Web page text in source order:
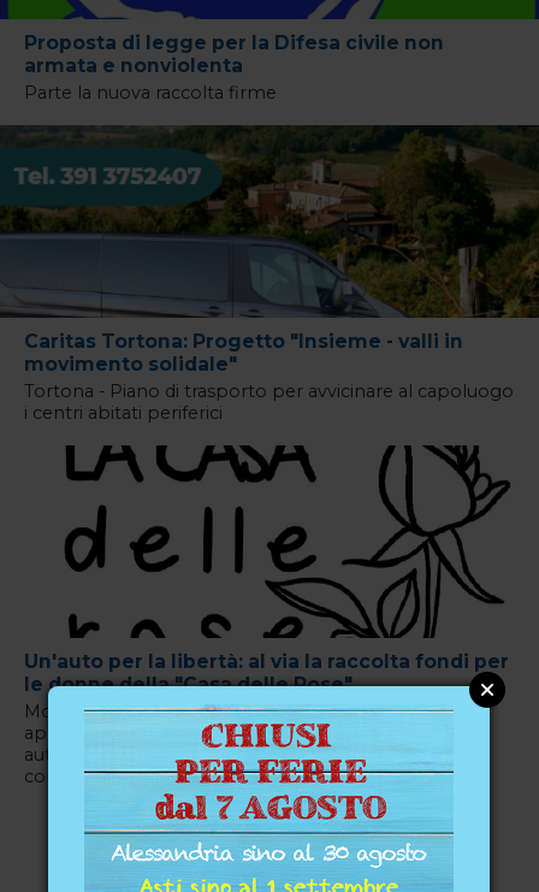
Proposta di legge per la Difesa civile non
armata e nonviolenta
Parte la nuova raccolta firme
Caritas Tortona: Progetto "Insieme - valli in
movimento solidale"
Tortona - Piano di trasporto per avvicinare al capoluogo
i centri abitati periferici
Un'auto per la libertà: al via la raccolta fondi per
le donne della "Casa delle Rose"
Moncalvo - L'Associazione Rinascita Odv lancia un
appello su GoFundMe per donare mobilità e
autonomia alle ospiti della struttura di accoglienza
confiscata alla mafia